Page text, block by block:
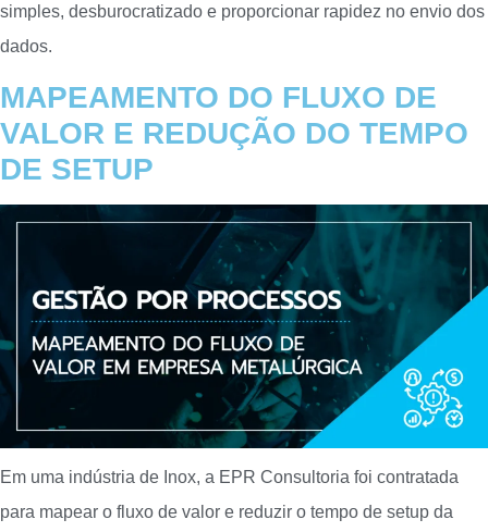
simples, desburocratizado e proporcionar rapidez no envio dos
dados.
MAPEAMENTO DO FLUXO DE
VALOR E REDUÇÃO DO TEMPO
DE SETUP
Em uma indústria de Inox, a EPR Consultoria foi contratada
para mapear o fluxo de valor e reduzir o tempo de setup da